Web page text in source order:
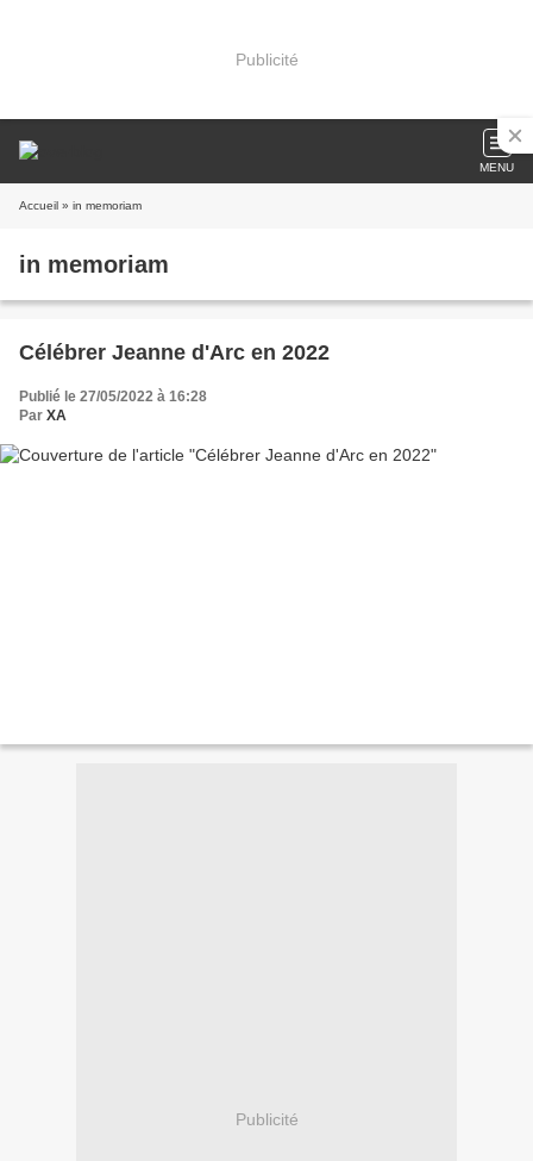
Publicité
MENU
Accueil » in memoriam
in memoriam
Célébrer Jeanne d'Arc en 2022
Publié le 27/05/2022 à 16:28
Par XA
Publicité